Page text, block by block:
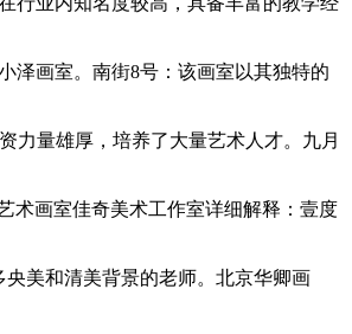
泽画室。南街8号：该画室以其独特的
力量雄厚，培养了大量艺术人才。九月
术画室佳奇美术工作室详细解释：壹度
美和清美背景的老师。北京华卿画